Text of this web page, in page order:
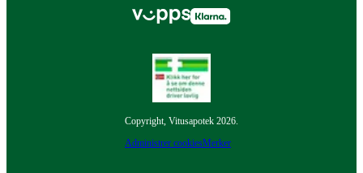
Copyright, Vitusapotek 2026.
Administrer cookiesMerker